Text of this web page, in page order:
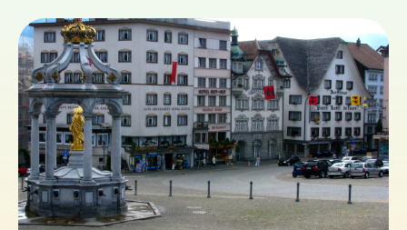
INT AT CH
ES
FR UK
IE
IT
NL
Prenota Biglietti
Acquista i Voucher